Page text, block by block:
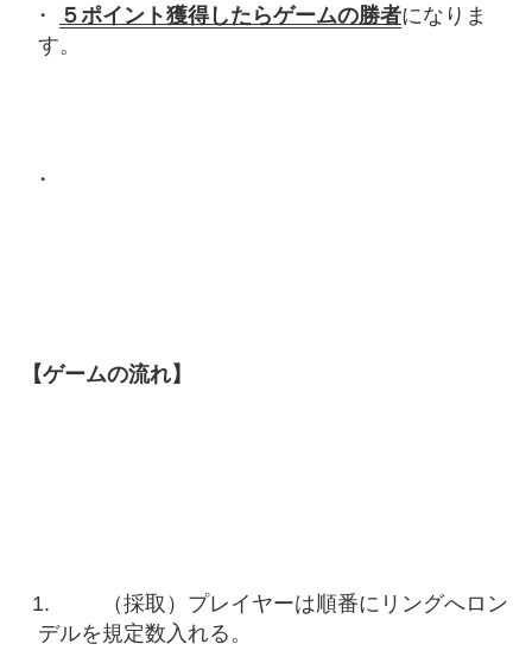
５ポイント獲得したらゲームの勝者になりま
す。
【ゲームの流れ】
（採取）プレイヤーは順番にリングへロン
デルを規定数入れる。